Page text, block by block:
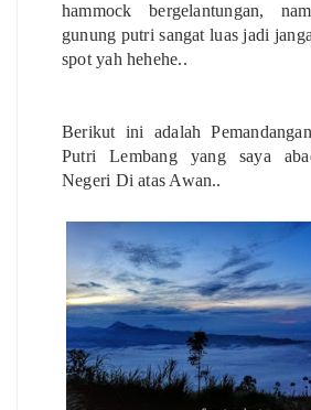
hammock bergelantungan,
gunung putri sangat luas jadi
spot yah hehehe..
Berikut ini adalah
Putri Lembang yang saya
Negeri Di atas Awan..